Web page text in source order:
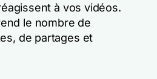
à vos vidéos.
le nombre de
de partages et